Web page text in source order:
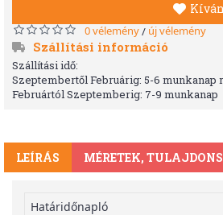
0 vélemény/ új vélemény
Szállítási információ
Szállítási idő:
Szeptembertől Februárig: 5-6
Februártól Szeptemberig: 7-9 munkanap
LEÍRÁS MÉRETEK,
Határidőnapló